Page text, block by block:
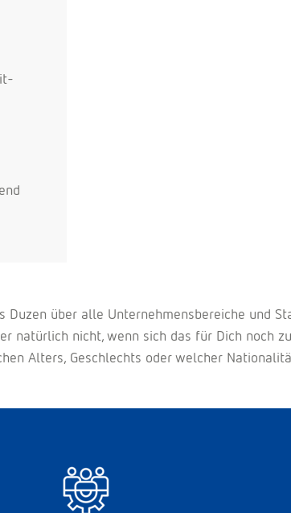
über alle Unternehmensbereiche und
natürlich nicht, wenn sich das für Dich noch
Alters, Geschlechts oder welcher